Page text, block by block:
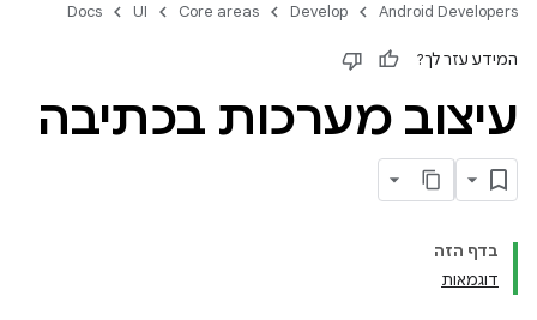
Android Developers
Develop
Core areas
UI
Docs
המידע עזר לך?
עיצוב מערכות בכתיבה
בדף הזה
דוגמאות